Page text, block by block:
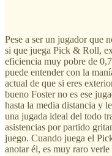
Pese a ser un jugador que
si que juega Pick & Roll,
eficiencia muy pobre de
puede entender con la
actual de que si eres
bueno Foster no es ese
hasta la media distancia y
una jugada ideal del todo
asistencias por partido
juego. Cuando juega el
anotar él, es muy raro